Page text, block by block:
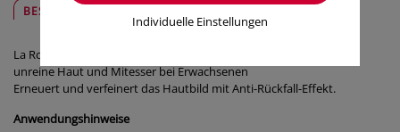
BESCHREIBUNG
La Roche-Posay Effaclar K(+)Hautbilderneuernde Creme gegen
unreine Haut und Mitesser bei Erwachsenen
Erneuert und verfeinert das Hautbild mit Anti-Rückfall-Effekt.
Anwendungshinweise
Individuelle Einstellungen